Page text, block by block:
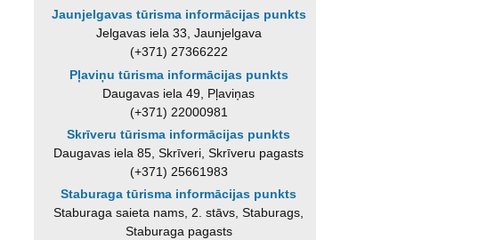
Jaunjelgavas tūrisma informācijas punkts
Jelgavas iela 33, Jaunjelgava
(+371) 27366222
Pļaviņu tūrisma informācijas punkts
Daugavas iela 49, Pļaviņas
(+371) 22000981
Skrīveru tūrisma informācijas punkts
Daugavas iela 85, Skrīveri, Skrīveru pagasts
(+371) 25661983
Staburaga tūrisma informācijas punkts
Staburaga saieta nams, 2. stāvs, Staburags,
Staburaga pagasts